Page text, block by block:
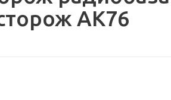
АК76